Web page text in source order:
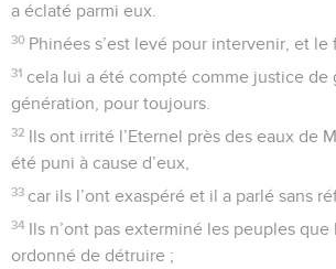
a éclaté parmi eux.
30 Phinées s’est levé pour intervenir, et le
31 cela lui a été compté comme justice de
génération, pour toujours.
32 Ils ont irrité l’Eternel près des eaux de
été puni à cause d’eux,
33 car ils l’ont exaspéré et il a parlé sans
34 Ils n’ont pas exterminé les peuples que
ordonné de détruire ;